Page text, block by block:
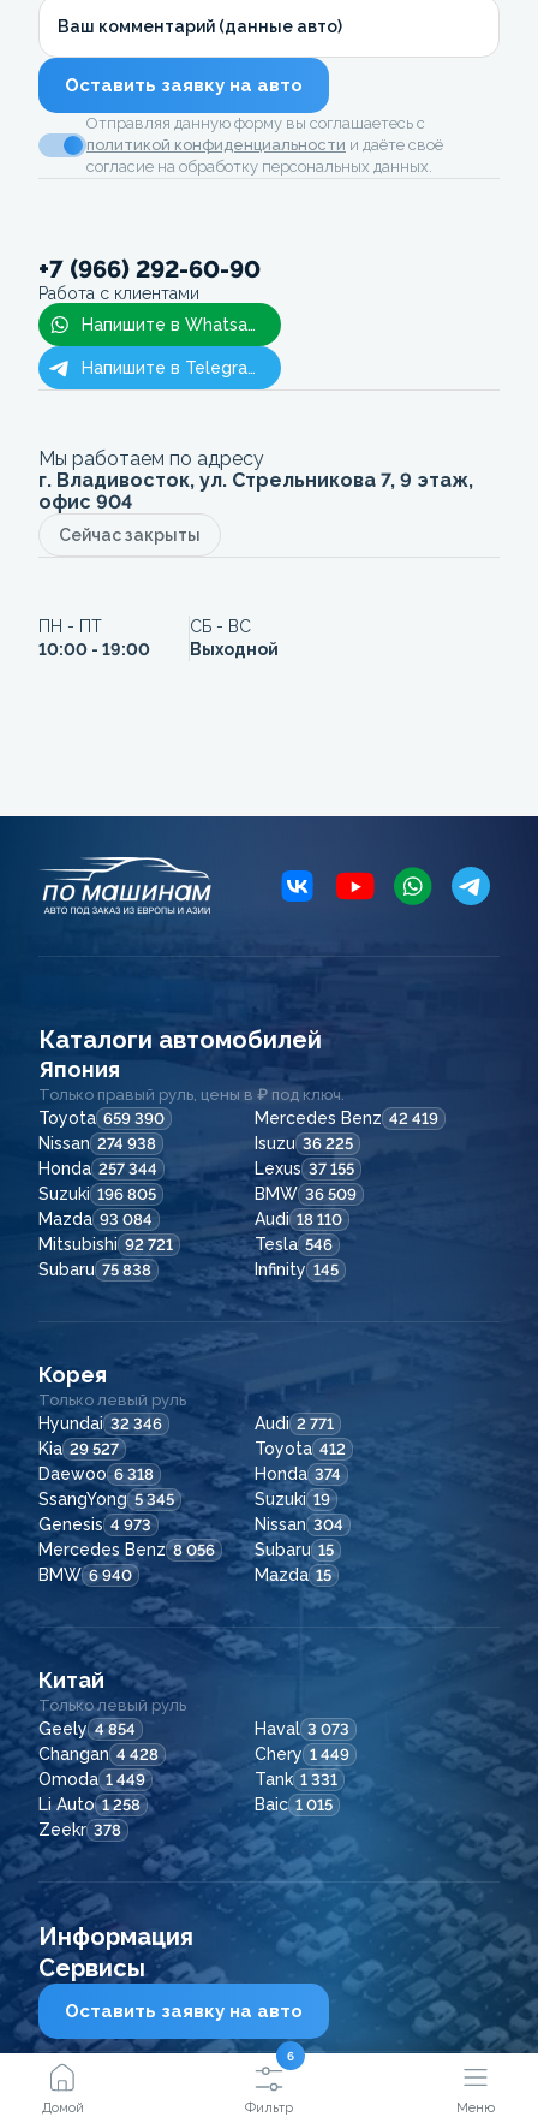
Ваш комментарий (данные авто)
Оставить заявку на авто
Отправляя данную форму вы соглашаетесь с
политикой конфиденциальности и даёте своё
согласие на обработку персональных данных.
+7 (966) 292-60-90
Работа с клиентами
Напишите в Whatsapp
Напишите в Telegram
Мы работаем по адресу
г. Владивосток, ул. Стрельникова 7, 9 этаж,
офис 904
Сейчас закрыты
ПН - ПТ
10:00 - 19:00
СБ - ВС
Выходной
Каталоги автомобилей
Япония
Только правый руль, цены в ₽ под ключ.
Toyota 659 390 Mercedes Benz 42 419
Nissan 274 938 Isuzu 36 225
Honda 257 344 Lexus 37 155
Suzuki 196 805 BMW 36 509
Mazda 93 084 Audi 18 110
Mitsubishi 92 721 Tesla 546
Subaru 75 838 Infinity 145
Корея
Только левый руль
Hyundai 32 346 Audi 2 771
Kia 29 527 Toyota 412
Daewoo 6 318 Honda 374
SsangYong 5 345 Suzuki 19
Genesis 4 973 Nissan 304
Mercedes Benz 8 056 Subaru 15
BMW 6 940 Mazda 15
Китай
Только левый руль
Geely 4 854 Haval 3 073
Changan 4 428 Chery 1 449
Omoda 1 449 Tank 1 331
Li Auto 1 258 Baic 1 015
Zeekr 378
Информация
Сервисы
2021 - 2026 © ООО "Сейфкар ВЛ"
Домой Фильтр
6
Меню
Оставить заявку на авто